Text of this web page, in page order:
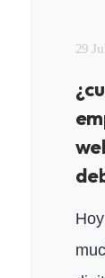
29